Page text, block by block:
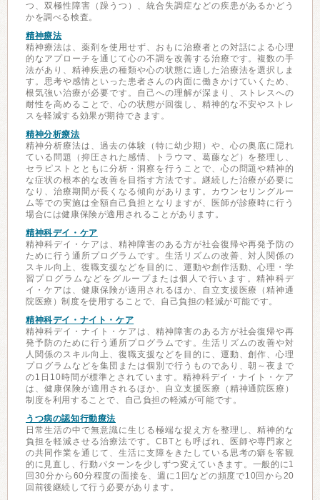
つ、双極性障害（躁うつ）、統合失調症などの疾患があるかどう
かを調べる検査。
精神療法
精神療法は、薬剤を使用せず、おもに治療者との対話による心理
的なアプローチを通じて心の不調を改善する治療です。複数の手
法があり、精神疾患の種類や心の状態に適した治療法を選択しま
す。思考や感情といった患者さんの内面に働きかけていくため、
根気強い治療が必要です。自己への理解が深まり、ストレスへの
耐性を高めることで、心の状態が回復し、精神的な不安やストレ
スを軽減する効果が期待できます。
精神分析療法
精神分析療法は、過去の体験（特に幼少期）や、心の奥底に隠れ
ている問題（抑圧された感情、トラウマ、葛藤など）を整理し、
セラピストとともに分析・洞察を行うことで、心の問題や精神的
な症状の根本的な改善を目指す方法です。継続した治療が必要に
なり、治療期間が長くなる傾向があります。カウンセリングルー
ム等での実施は全額自己負担となりますが、医師が診療時に行う
場合には健康保険が適用されることがあります。
精神科デイ・ケア
精神科デイ・ケアは、精神障害のある方が社会復帰や再発予防の
ために行う通所プログラムです。生活リズムの改善、対人関係の
スキル向上、復職支援などを目的に、運動や創作活動、心理・学
習プログラムなどをグループまたは個人で行います。精神科デ
イ・ケアは、健康保険が適用されるほか、自立支援医療（精神通
院医療）制度を使用することで、自己負担の軽減が可能です。
精神科デイ・ナイト・ケア
精神科デイ・ナイト・ケアは、精神障害のある方が社会復帰や再
発予防のために行う通所プログラムです。生活リズムの改善や対
人関係のスキル向上、復職支援などを目的に、運動、創作、心理
プログラムなどを集団または個別で行うものであり、朝～夜まで
の1日10時間が標準とされています。精神科デイ・ナイト・ケア
は、健康保険が適用されるほか、自立支援医療（精神通院医療）
制度を利用することで、自己負担の軽減が可能です。
うつ病の認知行動療法
日常生活の中で無意識に生じる極端な捉え方を整理し、精神的な
負担を軽減させる治療法です。CBTとも呼ばれ、医師や専門家と
の共同作業を通じて、生活に支障をきたしている思考の癖を客観
的に見直し、行動パターンを少しずつ変えていきます。一般的に1
回30分から60分程度の面接を、週に1回などの頻度で10回から20
回前後継続して行う必要があります。